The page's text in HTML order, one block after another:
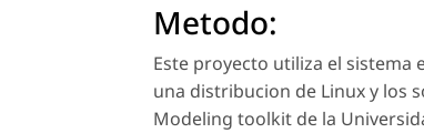
Metodo:
Este proyecto utiliza el sistema
una distribucion de Linux y los
Modeling toolkit de la